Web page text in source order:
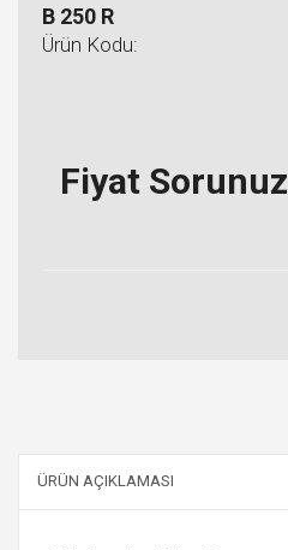
B 250 R
Ürün Kodu:
Fiyat Sorunuz
ÜRÜN AÇIKLAMASI